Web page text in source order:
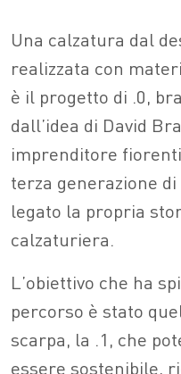
Una calzatura dal
realizzata con
è il progetto di .0,
dall’idea di David
imprenditore
terza generazione
legato la propria
calzaturiera.
L’obiettivo che ha
percorso è stato
scarpa, la .1, che
essere sostenibile,